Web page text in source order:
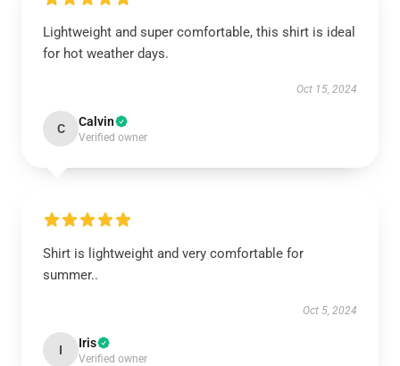
Lightweight and super comfortable, this shirt is ideal
for hot weather days.
Oct 15, 2024
C Calvin
Verified owner
Shirt is lightweight and very comfortable for
summer..
Oct 5, 2024
I Iris
Verified owner